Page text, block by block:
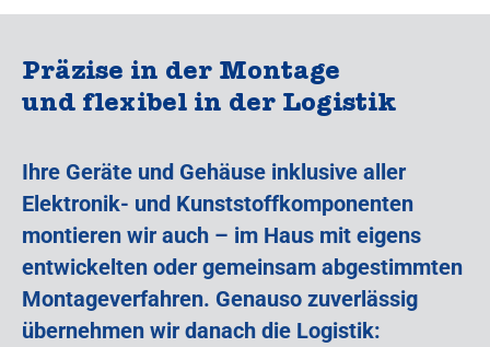
Präzise in der Montage
und flexibel in der Logistik
Ihre Geräte und Gehäuse inklusive aller
Elektronik- und Kunststoffkomponenten
montieren wir auch – im Haus mit eigens
entwickelten oder gemeinsam abgestimmten
Montageverfahren. Genauso zuverlässig
übernehmen wir danach die Logistik: